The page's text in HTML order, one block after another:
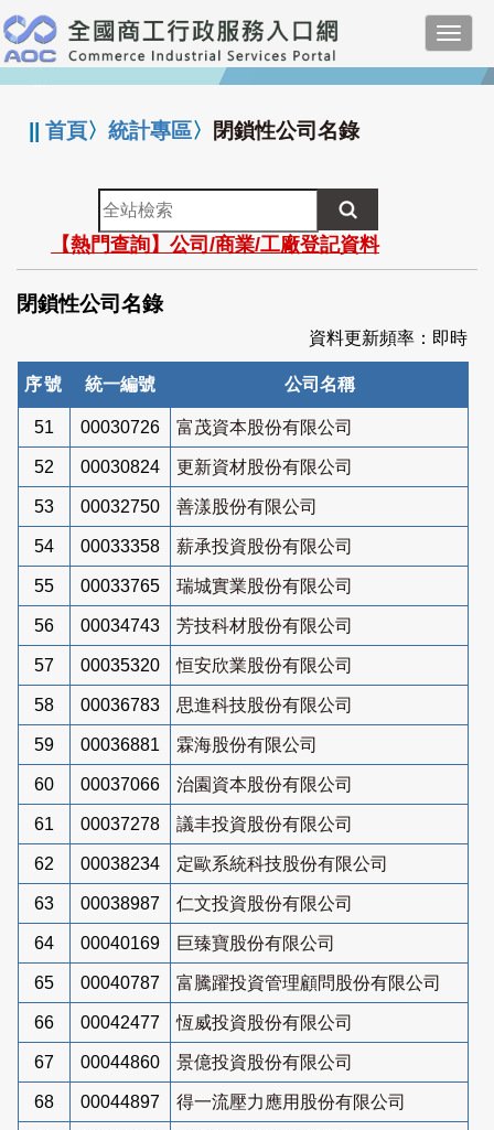
跳
到
主
要
:::
||首頁〉統計專區〉 閉鎖性公司名錄
全
站
檢
索
【熱門查詢】公司/商業/工廠登記資料
閉鎖性公司名錄
資料更新頻率：即時
序號 統一編號 公司名稱
51 00030726 富茂資本股份有限公司
52 00030824 更新資材股份有限公司
53 00032750 善漾股份有限公司
54 00033358 薪承投資股份有限公司
55 00033765 瑞城實業股份有限公司
56 00034743 芳技科材股份有限公司
57 00035320 恒安欣業股份有限公司
58 00036783 思進科技股份有限公司
59 00036881 霖海股份有限公司
60 00037066 治園資本股份有限公司
61 00037278 議丰投資股份有限公司
62 00038234 定歐系統科技股份有限公司
63 00038987 仁文投資股份有限公司
64 00040169 巨臻寶股份有限公司
65 00040787 富騰躍投資管理顧問股份有限公司
66 00042477 恆威投資股份有限公司
67 00044860 景億投資股份有限公司
68 00044897 得一流壓力應用股份有限公司